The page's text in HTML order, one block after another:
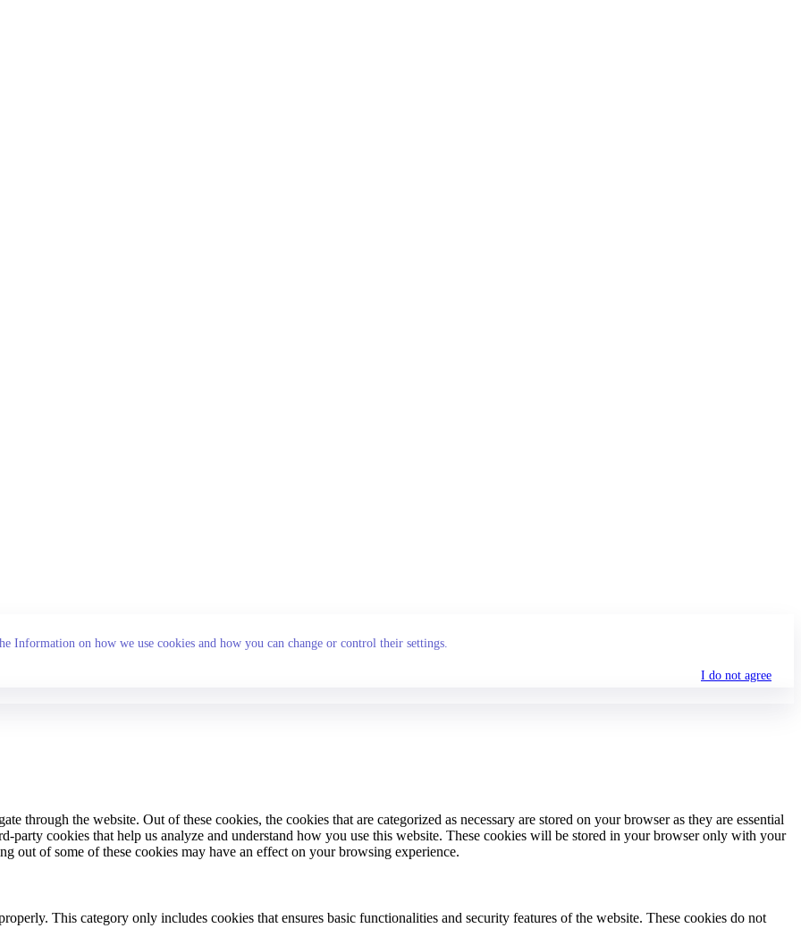
Information on how we use cookies and how you can change or control their settings.
I do not agree
through the website. Out of these cookies, the cookies that are categorized as necessary are stored on your browser as they are essential
party cookies that help us analyze and understand how you use this website. These cookies will be stored in your browser only with your
out of some of these cookies may have an effect on your browsing experience.
This category only includes cookies that ensures basic functionalities and security features of the website. These cookies do not